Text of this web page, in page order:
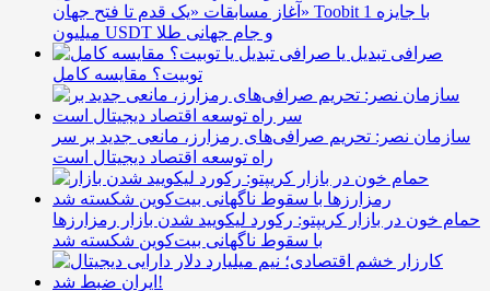
آغاز مسابقات «یک قدم تا فتح جهان» Toobit با جایزه 1
میلیون USDT و جام جهانی طلا
صرافی تبدیل یا
توبیت؟ مقایسه کامل
سازمان نصر: تحریم صرافی‌های رمزارز، مانعی جدید بر سر
راه توسعه اقتصاد دیجیتال است
حمام خون در بازار کریپتو: رکورد لیکویید شدن بازار رمزارزها
با سقوط ناگهانی بیت‌کوین شکسته شد